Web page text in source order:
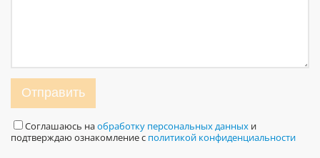
Отправить
Соглашаюсь наобработку персональных данных и
подтверждаю ознакомление с политикой конфиденциальности